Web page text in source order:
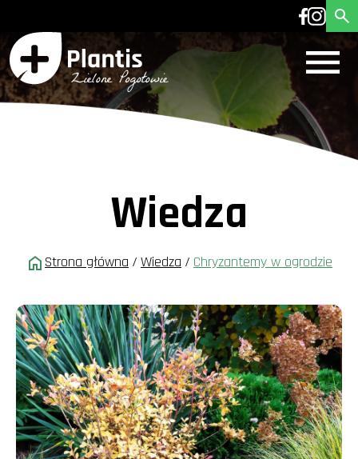
Wiedza
Strona główna / Wiedza / Chryzantemy w ogrodzie